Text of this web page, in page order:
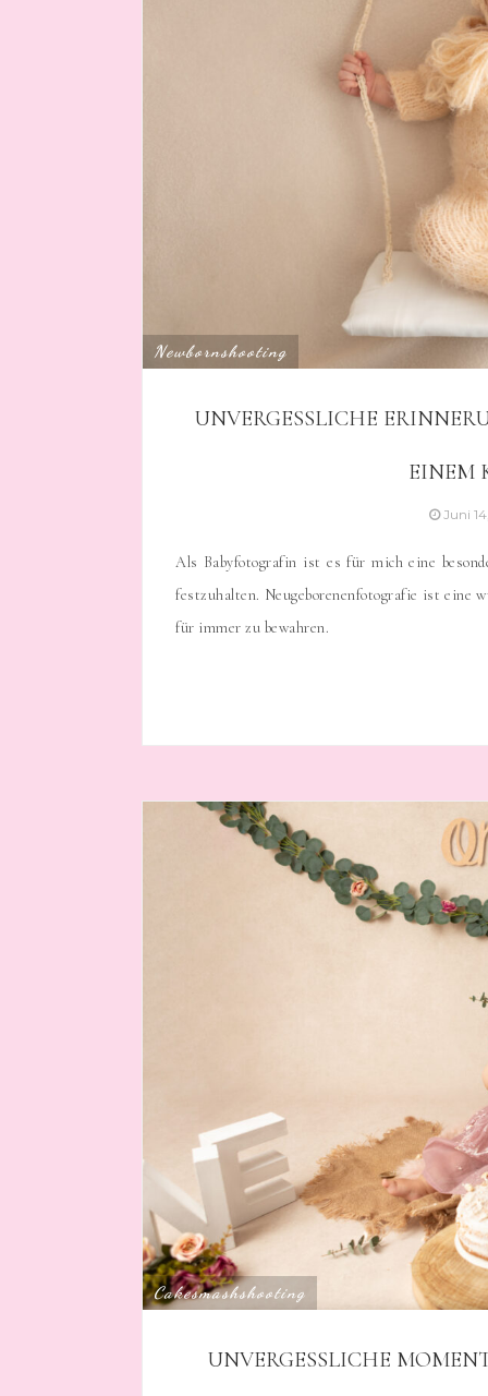
Newbornshooting
UNVERGESSLICHE
EINEM
Juni
Als Babyfotografin ist es für mich eine
festzuhalten. Neugeborenenfotografie ist eine
für immer zu bewahren.
Cakesmashshooting
UNVERGESSLICHE